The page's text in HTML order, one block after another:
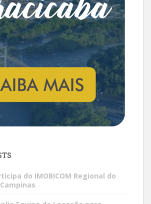
do IMOBICOM Regional do